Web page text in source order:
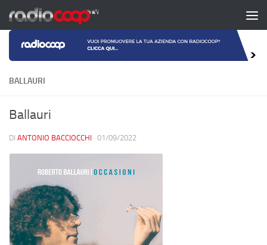
Salta al contenuto
BALLAURI
Ballauri
DI ANTONIO BACCIOCCHI · 01/09/2022